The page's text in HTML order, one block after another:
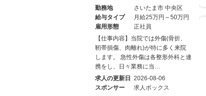
勤務地
さいたま市 中央区
給与タイプ
月給25万円～50万円
雇用形態
正社員
【仕事内容】当院では外傷(骨折、
靭帯損傷、肉離れ)が特に多く来院
します。 急性外傷は各整形外科と連
携をし、日々業務に当…
求人の更新日 2026-08-06
スポンサー
求人ボックス